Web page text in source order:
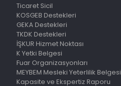
Ticaret Sicil
KOSGEB Destekleri
GEKA Destekleri
TKDK Destekleri
İŞKUR Hizmet Noktası
K Yetki Belgesi
Fuar Organizasyonları
MEYBEM Mesleki Yeterlilik Belgesi
Kapasite ve Ekspertiz Raporu